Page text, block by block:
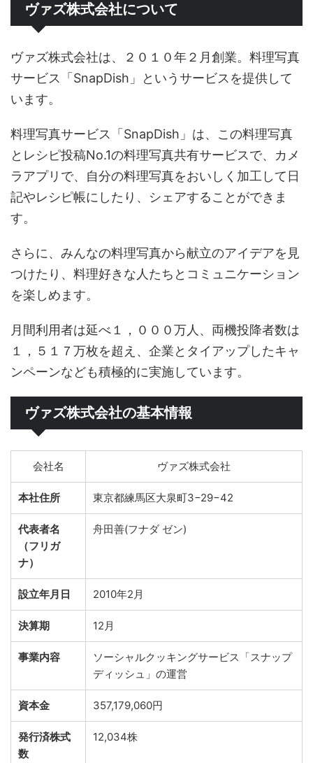
ヴァズ株式会社について
ヴァズ株式会社は、２０１０年２月創業。料理写真
サービス「SnapDish」というサービスを提供して
います。
料理写真サービス「SnapDish」は、この料理写真
とレシピ投稿No.1の料理写真共有サービスで、カメ
ラアプリで、⾃分の料理写真をおいしく加工して日
記やレシピ帳にしたり、シェアすることができま
す。
さらに、みんなの料理写真から献⽴のアイデアを⾒
つけたり、料理好きな⼈たちとコミュニケーション
を楽しめます。
月間利用者は延べ１，０００万人、両機投降者数は
１，５１７万枚を超え、企業とタイアップしたキャ
ンペーンなども積極的に実施しています。
ヴァズ株式会社の基本情報
会社名 ヴァズ株式会社
本社住所 東京都練馬区大泉町3−29−42
代表者名
（フリガ
ナ）
舟田善(フナダ ゼン)
設立年月日 2010年2月
決算期 12月
事業内容
ソーシャルクッキングサービス「スナップ
ディッシュ」の運営
資本金 357,179,060円
発行済株式
数
12,034株